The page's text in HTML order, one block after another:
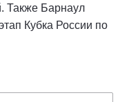
Также Барнаул
Кубка России по